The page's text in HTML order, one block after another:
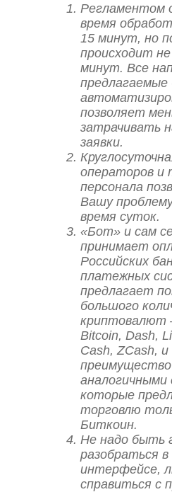
Регламентом
время
15 минут, но
происходит
минут. Все
позволяет
затрачивать
заявки.
операторов и
персонала
Вашу
время суток.
«Бот» и сам
принимает
Российских
платежных
предлагает
большого
криптовалют
Bitcoin, Dash,
Cash, ZCash,
преимущество
аналогичными
которые
торговлю
Биткоин.
Не надо быть
разобраться
интерфейсе,
справиться с